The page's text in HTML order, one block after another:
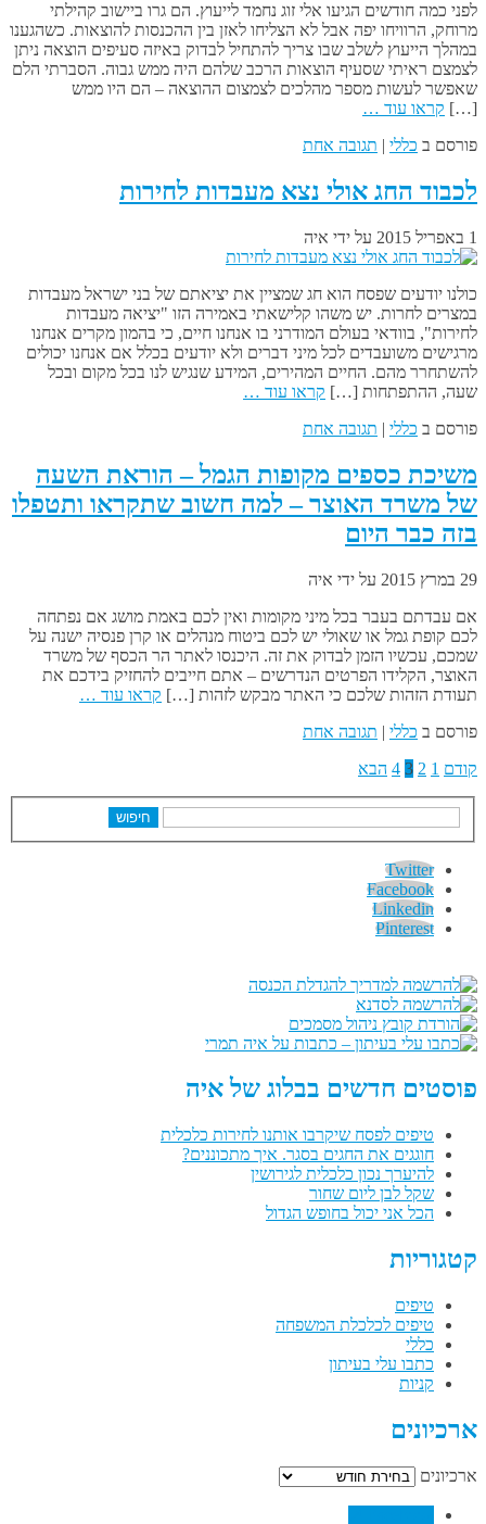
לפני כמה חודשים הגיעו אלי זוג נחמד לייעוץ. הם גרו ביישוב קהילתי
מרוחק, הרוויחו יפה אבל לא הצליחו לאזן בין ההכנסות להוצאות. כשהגענו
במהלך הייעוץ לשלב שבו צריך להתחיל לבדוק באיזה סעיפים הוצאה ניתן
לצמצם ראיתי שסעיף הוצאות הרכב שלהם היה ממש גבוה. הסברתי הלם
שאפשר לעשות מספר מהלכים לצמצום ההוצאה – הם היו ממש
[…] קראו עוד …
פורסם ב כללי | תגובה אחת
לכבוד החג אולי נצא מעבדות לחירות
1 באפריל 2015 על ידי איה
כולנו יודעים שפסח הוא חג שמציין את יציאתם של בני ישראל מעבדות
במצרים לחרות. יש משהו קלישאתי באמירה הזו "יציאה מעבדות
לחירות", בוודאי בעולם המודרני בו אנחנו חיים, כי בהמון מקרים אנחנו
מרגישים משועבדים לכל מיני דברים ולא יודעים בכלל אם אנחנו יכולים
להשתחרר מהם. החיים המהירים, המידע שנגיש לנו בכל מקום ובכל
שעה, ההתפתחות […] קראו עוד …
פורסם ב כללי | תגובה אחת
משיכת כספים מקופות הגמל – הוראת השעה
של משרד האוצר – למה חשוב שתקראו ותטפלו
בזה כבר היום
29 במרץ 2015 על ידי איה
אם עבדתם בעבר בכל מיני מקומות ואין לכם באמת מושג אם נפתחה
לכם קופת גמל או שאולי יש לכם ביטוח מנהלים או קרן פנסיה ישנה על
שמכם, עכשיו הזמן לבדוק את זה. היכנסו לאתר הר הכסף של משרד
האוצר, הקלידו הפרטים הנדרשים – אתם חייבים להחזיק בידכם את
תעודת הזהות שלכם כי האתר מבקש לזהות […] קראו עוד …
פורסם ב כללי | תגובה אחת
קודם 1
2
3
4 הבא
חיפוש
Twitter
Facebook
Linkedin
Pinterest
פוסטים חדשים בבלוג של איה
טיפים לפסח שיקרבו אותנו לחירות כלכלית
חוגגים את החגים בסגר. איך מתכוננים?
להיערך נכון כלכלית לגירושין
שקל לבן ליום שחור
הכל אני יכול בחופש הגדול
קטגוריות
טיפים
טיפים לכלכלת המשפחה
כללי
כתבו עלי בעיתון
קניות
ארכיונים
ארכיונים